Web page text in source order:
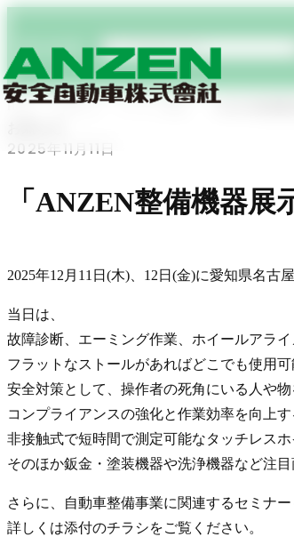
商品検索
Home お知らせ イベント情報 「ANZEN整備機
2025年11月11日
「ANZEN整備機器
2025年12月11日(木)、12日(金)に愛知県名古
当日は、
故障診断、エーミング作業、ホイールアラ
フラットなストールがあればどこでも使用可
安全対策として、操作者の死角にいる人や
コンプライアンスの強化と作業効率を向上
非接触式で短時間で測定可能なタッチレス
そのほか鈑金・塗装機器や洗浄機器など注目
さらに、自動車整備事業に関連するセミナー
詳しくは添付のチラシをご覧ください。